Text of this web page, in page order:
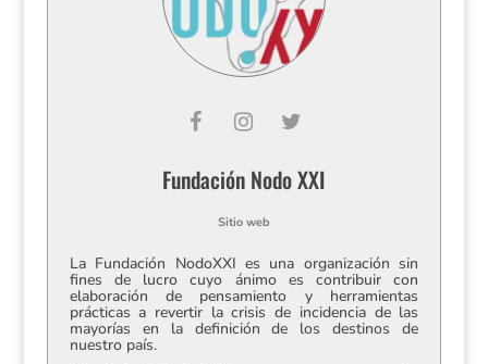
Fundación Nodo XXI
Sitio web
La Fundación NodoXXI es una organización sin
fines de lucro cuyo ánimo es contribuir con
elaboración de pensamiento y herramientas
prácticas a revertir la crisis de incidencia de las
mayorías en la definición de los destinos de
nuestro país.